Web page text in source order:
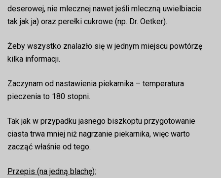
deserowej, nie mlecznej nawet jeśli mleczną uwielbiacie
tak jak ja) oraz perełki cukrowe (np. Dr. Oetker).
Żeby wszystko znalazło się w jednym miejscu powtórzę
kilka informacji.
Zaczynam od nastawienia piekarnika – temperatura
pieczenia to 180 stopni.
Tak jak w przypadku jasnego biszkoptu przygotowanie
ciasta trwa mniej niż nagrzanie piekarnika, więc warto
zacząć właśnie od tego.
Przepis (na jedną blachę):